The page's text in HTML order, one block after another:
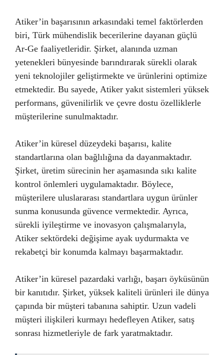
Atiker’in başarısının arkasındaki temel faktörlerden
biri, Türk mühendislik becerilerine dayanan güçlü
Ar-Ge faaliyetleridir. Şirket, alanında uzman
yetenekleri bünyesinde barındırarak sürekli olarak
yeni teknolojiler geliştirmekte ve ürünlerini optimize
etmektedir. Bu sayede, Atiker yakıt sistemleri yüksek
performans, güvenilirlik ve çevre dostu özelliklerle
müşterilerine sunulmaktadır.
Atiker’in küresel düzeydeki başarısı, kalite
standartlarına olan bağlılığına da dayanmaktadır.
Şirket, üretim sürecinin her aşamasında sıkı kalite
kontrol önlemleri uygulamaktadır. Böylece,
müşterilere uluslararası standartlara uygun ürünler
sunma konusunda güvence vermektedir. Ayrıca,
sürekli iyileştirme ve inovasyon çalışmalarıyla,
Atiker sektördeki değişime ayak uydurmakta ve
rekabetçi bir konumda kalmayı başarmaktadır.
Atiker’in küresel pazardaki varlığı, başarı öyküsünün
bir kanıtıdır. Şirket, yüksek kaliteli ürünleri ile dünya
çapında bir müşteri tabanına sahiptir. Uzun vadeli
müşteri ilişkileri kurmayı hedefleyen Atiker, satış
sonrası hizmetleriyle de fark yaratmaktadır.